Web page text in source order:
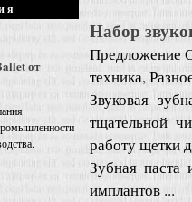
от
Набор
Предложение
техника,
Звуковая
тщательной
работу щетки
Зубная паста
имплантов ...